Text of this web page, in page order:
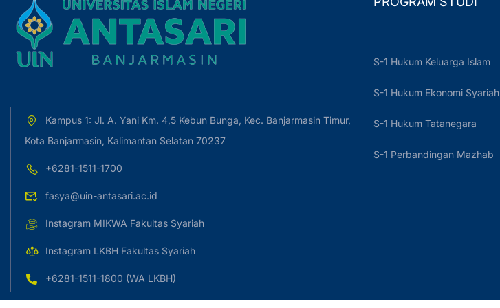
Kampus 1: Jl. A. Yani Km. 4,5 Kebun Bunga, Kec. Banjarmasin Timur,
Kota Banjarmasin, Kalimantan Selatan 70237
+6281-1511-1700
fasya@uin-antasari.ac.id
Instagram MIKWA Fakultas Syariah
Instagram LKBH Fakultas Syariah
+6281-1511-1800 (WA LKBH)
S-1 Hukum Keluarga Islam
S-1 Hukum Ekonomi Syariah
S-1 Hukum Tatanegara
S-1 Perbandingan Mazhab